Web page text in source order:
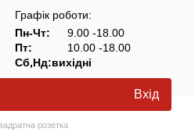
Графік роботи:
Пн-Чт:
9.00 -18.00
Пт:
10.00 -18.00
Сб,Нд:вихідні
Вхід
розетка